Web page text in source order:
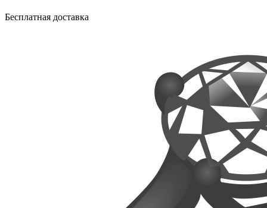
Бесплатная доставка